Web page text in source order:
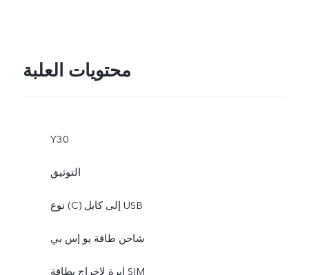
محتويات العلبة
Y30
التوثيق
نوع (C) إلى كابل USB
شاحن طاقة يو إس بي
إبرة لإخراج بطاقة SIM